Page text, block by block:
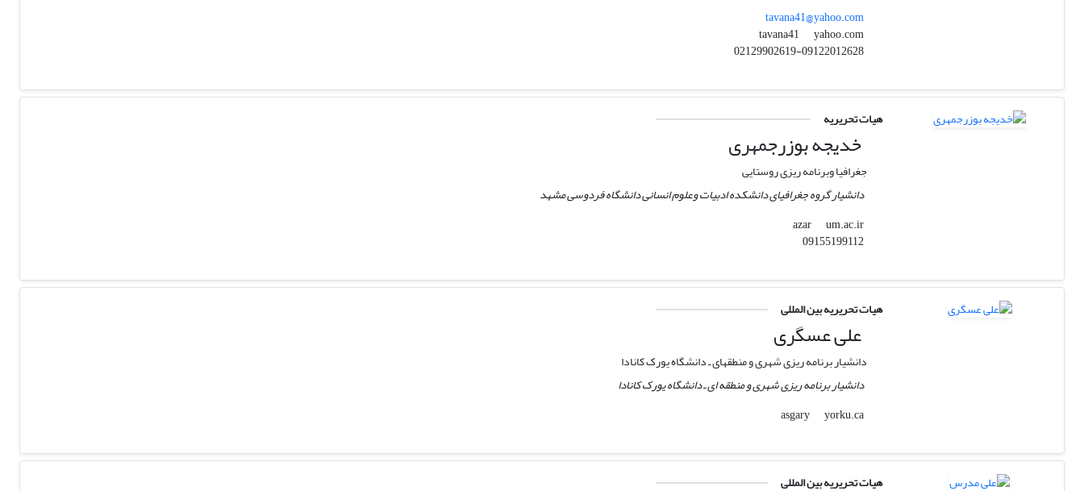
tavana41@yahoo.com
tavana41
yahoo.com
02129902619-09122012628
هیات تحریریه
خدیجه بوزرجمهری
جغرافیا وبرنامه ریزی روستایی
دانشیار گروه جغرافیای دانشکده ادبیات وعلوم انسانی دانشگاه فردوسی مشهد
azar
um.ac.ir
09155199112
هیات تحریریه بین المللی
علی عسگری
دانشیار برنامه‎ ریزی شهری و منطقه‎ای ـ دانشگاه یورک کانادا
دانشیار برنامه ‎ریزی شهری و منطقه ‎ای ـ دانشگاه یورک کانادا
asgary
yorku.ca
هیات تحریریه بین المللی